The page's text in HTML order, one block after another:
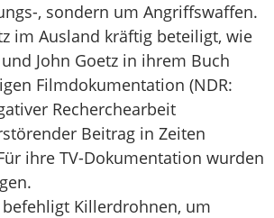
, sondern um Angriffswaffen.
im Ausland kräftig beteiligt, wie
John Goetz in ihrem Buch
Filmdokumentation (NDR:
Recherchearbeit
Beitrag in Zeiten
ihre TV-Dokumentation wurden
Killerdrohnen, um